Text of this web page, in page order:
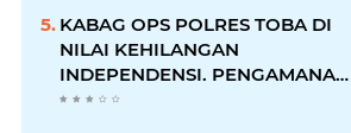
KABAG OPS POLRES TOBA DI
NILAI KEHILANGAN
INDEPENDENSI. PENGAMANAN
PENEMBOKAN TANAH DI